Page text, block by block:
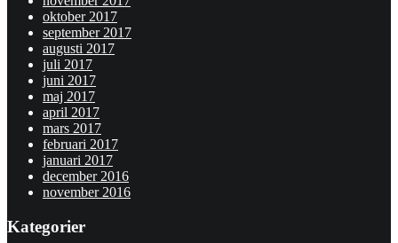
oktober 2017
september 2017
augusti 2017
juli 2017
juni 2017
maj 2017
april 2017
mars 2017
februari 2017
januari 2017
december 2016
november 2016
Kategorier